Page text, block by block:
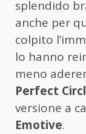
splendido
anche per
colpito
lo hanno
meno
Perfect
versione a
Emotive.